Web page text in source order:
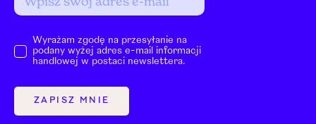
Wyrażam zgodę na przesyłanie na
podany wyżej adres e-mail informacji
handlowej w postaci newslettera.
ZAPISZ MNIE